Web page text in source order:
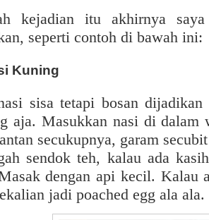
kejadian itu akhirnya
seperti contoh di bawah ini:
Kuning
sisa tetapi bosan dijadikan
aja. Masukkan nasi di dalam
secukupnya, garam
sendok teh, kalau ada
dengan api kecil. Kalau
jadi poached egg ala ala.